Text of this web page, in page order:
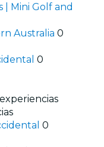
| Mini Golf and
Australia 0
0
0